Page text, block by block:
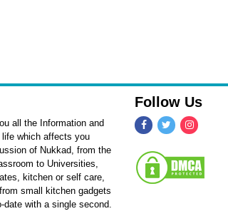
all the Information and
life which affects you
of Nukkad, from the
to Universities,
kitchen or self care,
small kitchen gadgets
with a single second.
Follow Us